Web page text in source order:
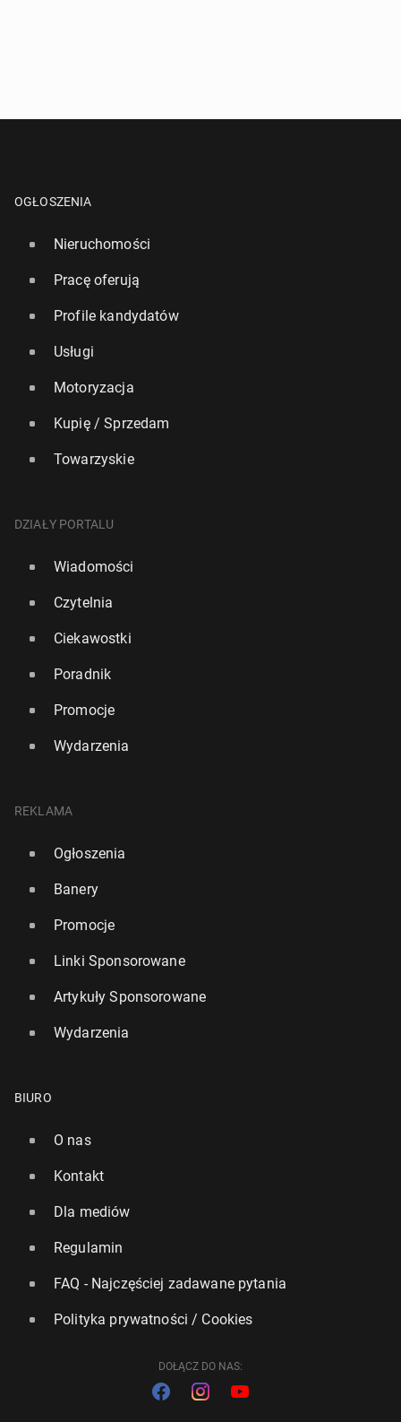
OGŁOSZENIA
Nieruchomości
Pracę oferują
Profile kandydatów
Usługi
Motoryzacja
Kupię / Sprzedam
Towarzyskie
DZIAŁY PORTALU
Wiadomości
Czytelnia
Ciekawostki
Poradnik
Promocje
Wydarzenia
REKLAMA
Ogłoszenia
Banery
Promocje
Linki Sponsorowane
Artykuły Sponsorowane
Wydarzenia
BIURO
O nas
Kontakt
Dla mediów
Regulamin
FAQ - Najczęściej zadawane pytania
Polityka prywatności / Cookies
DOŁĄCZ DO NAS: